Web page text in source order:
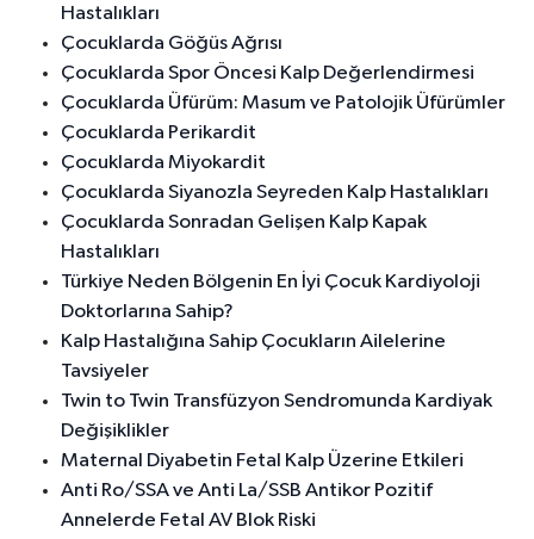
Hastalıkları
Çocuklarda Göğüs Ağrısı
Çocuklarda Spor Öncesi Kalp Değerlendirmesi
Çocuklarda Üfürüm: Masum ve Patolojik Üfürümler
Çocuklarda Perikardit
Çocuklarda Miyokardit
Çocuklarda Siyanozla Seyreden Kalp Hastalıkları
Çocuklarda Sonradan Gelişen Kalp Kapak
Hastalıkları
Türkiye Neden Bölgenin En İyi Çocuk Kardiyoloji
Doktorlarına Sahip?
Kalp Hastalığına Sahip Çocukların Ailelerine
Tavsiyeler
Twin to Twin Transfüzyon Sendromunda Kardiyak
Değişiklikler
Maternal Diyabetin Fetal Kalp Üzerine Etkileri
Anti Ro/SSA ve Anti La/SSB Antikor Pozitif
Annelerde Fetal AV Blok Riski